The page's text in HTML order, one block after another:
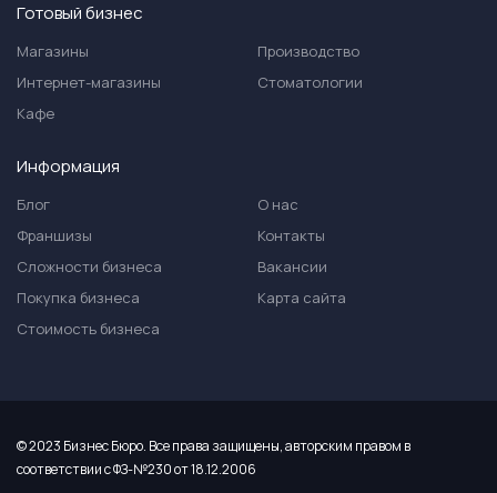
Готовый бизнес
Магазины
Интернет-магазины
Кафе
Производство
Стоматологии
Информация
Блог
Франшизы
Сложности бизнеса
Покупка бизнеса
Стоимость бизнеса
О нас
Контакты
Вакансии
Карта сайта
© 2023 Бизнес Бюро. Все права защищены, авторским правом в
соответствии с ФЗ-№230 от 18.12.2006